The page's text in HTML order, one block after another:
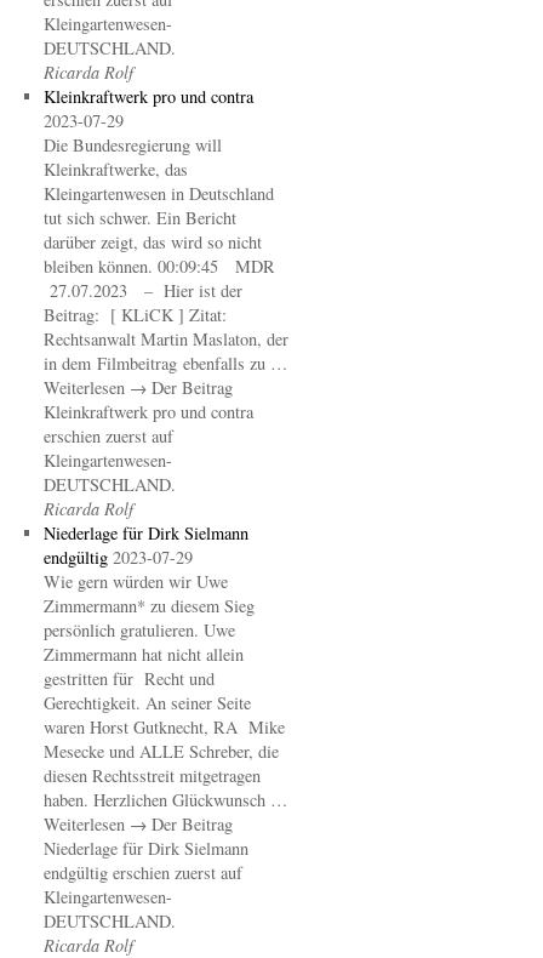
Kleingartenwesen-
DEUTSCHLAND.
Ricarda Rolf
Kleinkraftwerk pro und contra
2023-07-29
Die Bundesregierung will
Kleinkraftwerke, das
Kleingartenwesen in Deutschland
tut sich schwer. Ein Bericht
darüber zeigt, das wird so nicht
bleiben können. 00:09:45 MDR
27.07.2023 – Hier ist der
Beitrag: [ KLiCK ] Zitat:
Rechtsanwalt Martin Maslaton, der
in dem Filmbeitrag ebenfalls zu …
Weiterlesen → Der Beitrag
Kleinkraftwerk pro und contra
erschien zuerst auf
Kleingartenwesen-
DEUTSCHLAND.
Ricarda Rolf
Niederlage für Dirk Sielmann
endgültig 2023-07-29
Wie gern würden wir Uwe
Zimmermann* zu diesem Sieg
persönlich gratulieren. Uwe
Zimmermann hat nicht allein
gestritten für Recht und
Gerechtigkeit. An seiner Seite
waren Horst Gutknecht, RA Mike
Mesecke und ALLE Schreber, die
diesen Rechtsstreit mitgetragen
haben. Herzlichen Glückwunsch …
Weiterlesen → Der Beitrag
Niederlage für Dirk Sielmann
endgültig erschien zuerst auf
Kleingartenwesen-
DEUTSCHLAND.
Ricarda Rolf